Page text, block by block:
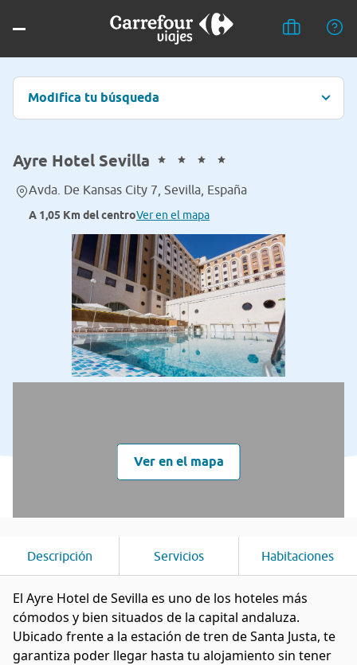
Modifica tu búsqueda
Ayre Hotel Sevilla
Avda. De Kansas City 7, Sevilla, España
A 1,05 Km del centroVer en el mapa
Ver en el mapa
Descripción Servicios Habitaciones
El Ayre Hotel de Sevilla es uno de los hoteles más
cómodos y bien situados de la capital andaluza.
Ubicado frente a la estación de tren de Santa Justa, te
garantiza poder llegar hasta tu alojamiento sin tener